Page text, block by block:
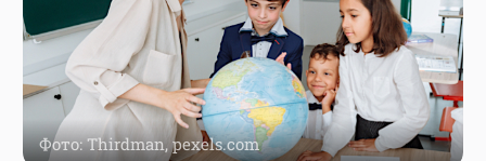
Фото: Thirdman, pexels.com